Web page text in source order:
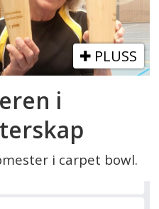
PLUSS
i
i carpet bowl.